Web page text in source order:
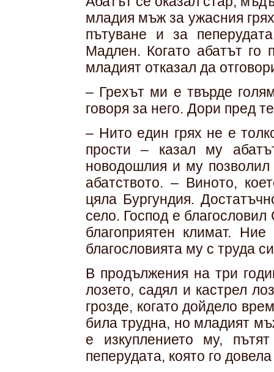
младия мъж за ужасния
пътуване и за
Мадлен. Когато абатът го
младият отказал да
– Грехът ми е твърде
говоря за него. Дори пред
– Нито един грях не е
прости – казал му
новодошлия и му
абатството. – Виното,
цяла Бургундия.
село. Господ е
благоприятен климат.
благословията му с труда
В продължения на три
лозето, садял и кастрел
грозде, когато дойдело
била трудна, но младият
е изкуплението му,
пеперудата, която го